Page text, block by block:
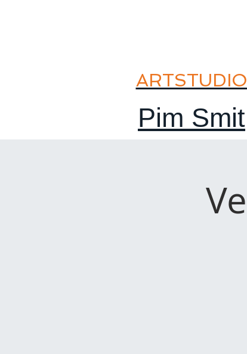
ARTSTUDIO
Pim Smit